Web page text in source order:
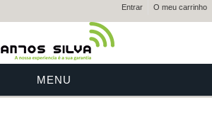
Entrar O meu carrinho
MENU